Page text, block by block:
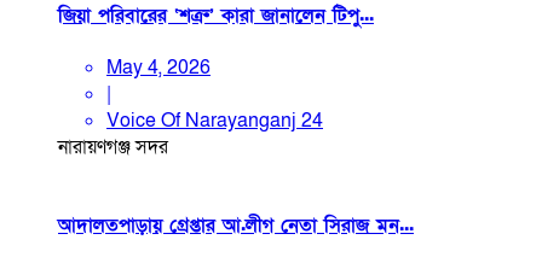
জিয়া পরিবারের ‘শত্রু’ কারা জানালেন টিপু...
May 4, 2026
|
Voice Of Narayanganj 24
নারায়ণগঞ্জ সদর
আদালতপাড়ায় গ্রেপ্তার আ.লীগ নেতা সিরাজ মন...